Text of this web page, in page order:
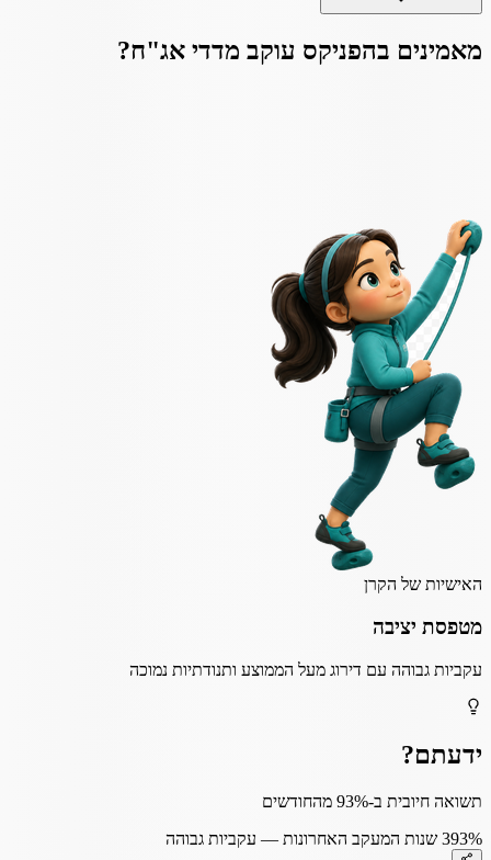
מאמינים בהפניקס עוקב מדדי אג"ח?
האישיות של הקרן
מטפסת יציבה
עקביות גבוהה עם דירוג מעל הממוצע ותנודתיות נמוכה
ידעתם?
תשואה חיובית ב-93% מהחודשים
93%3 שנות המעקב האחרונות — עקביות גבוהה